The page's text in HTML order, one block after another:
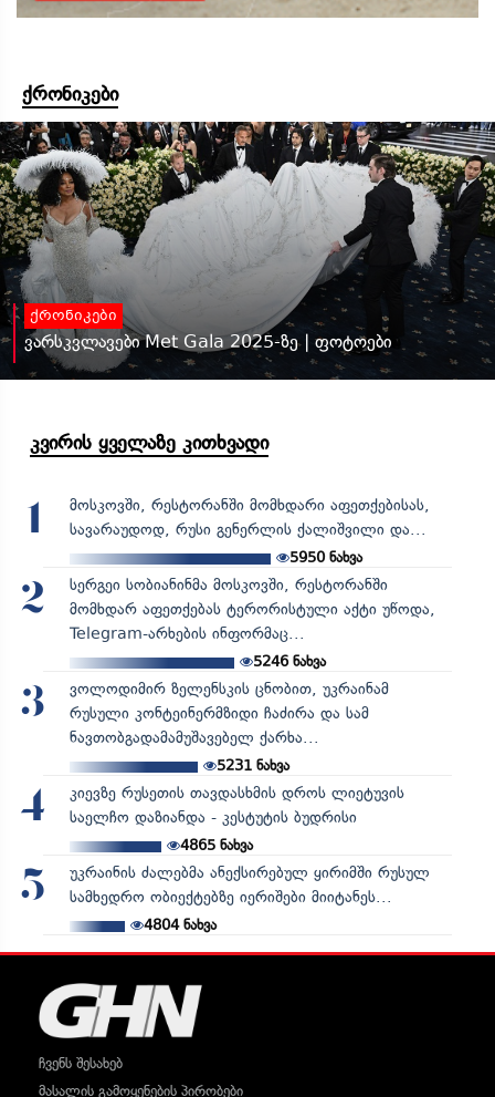
ქრონიკები
ქრონიკები
ვარსკვლავები Met Gala 2025-ზე | ფოტოები
კვირის ყველაზე კითხვადი
1
მოსკოვში, რესტორანში მომხდარი აფეთქებისას,
სავარაუდოდ, რუსი გენერლის ქალიშვილი და...
5950ნახვა
2
სერგეი სობიანინმა მოსკოვში, რესტორანში
მომხდარ აფეთქებას ტერორისტული აქტი უწოდა,
Telegram-არხების ინფორმაც...
5246ნახვა
3
ვოლოდიმირ ზელენსკის ცნობით, უკრაინამ
რუსული კონტეინერმზიდი ჩაძირა და სამ
ნავთობგადამამუშავებელ ქარხა...
5231ნახვა
4
კიევზე რუსეთის თავდასხმის დროს ლიეტუვის
საელჩო დაზიანდა - კესტუტის ბუდრისი
4865ნახვა
5
უკრაინის ძალებმა ანექსირებულ ყირიმში რუსულ
სამხედრო ობიექტებზე იერიშები მიიტანეს...
4804ნახვა
ჩვენს შესახებ
მასალის გამოყენების პირობები